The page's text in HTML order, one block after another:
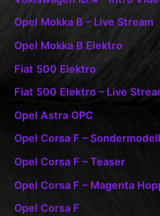
Opel Mokka B – Live Stream
Opel Mokka B Elektro
Fiat 500 Elektro
Fiat 500 Elektro – Live
Opel Astra OPC
Opel Corsa F –
Opel Corsa F – Teaser
Opel Corsa F – Magenta
Opel Corsa F